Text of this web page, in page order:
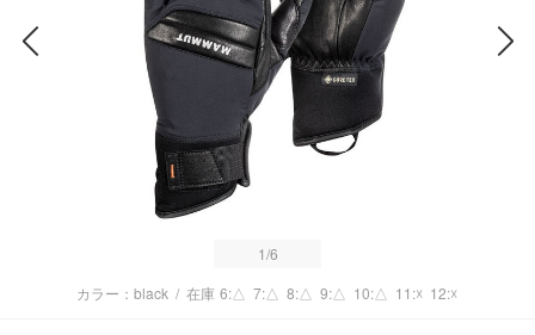
1/6
カラー：black / 在庫 6:△ 7:△ 8:△ 9:△ 10:△ 11:☓ 12:☓